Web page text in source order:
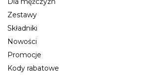
Zestawy
Składniki
Nowości
Promocje
Kody rabatowe